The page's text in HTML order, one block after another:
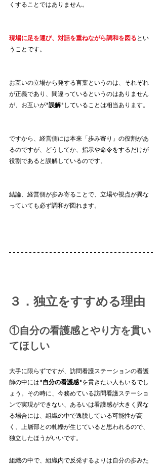
くすることではありません。
現場に足を運び、対話を重ねながら調和を図る とい
うことです。
お互いの立場から発する言葉というのは、それぞれ
が正義であり、間違っているというのはありません
が、お互いが"誤解" していることは相当あります。
ですから、経営側には本来「歩み寄り」の役割があ
るのですが、どうしてか、指示や命令をするだけが
役割であると誤解しているのです。
結論、経営側が歩み寄ることで、立場や視点が異な
っていても必ず調和が図れます。
３．独立をすすめる理由
①自分の看護感とやり方を貫い
てほしい
大手に限らずですが、訪問看護ステーションの看護
師の中には "自分の看護感"を貫きたい人もいるでし
ょう。その時に、今務めている訪問看護ステーショ
ンで実現ができない、あるいは看護感が大きく異な
る場合には、組織の中で逸脱している可能性が高
く、上層部との軋轢が生じていると思われるので、
独立したほうがいいです。
組織の中で、組織内で反発するよりは自分の歩みた